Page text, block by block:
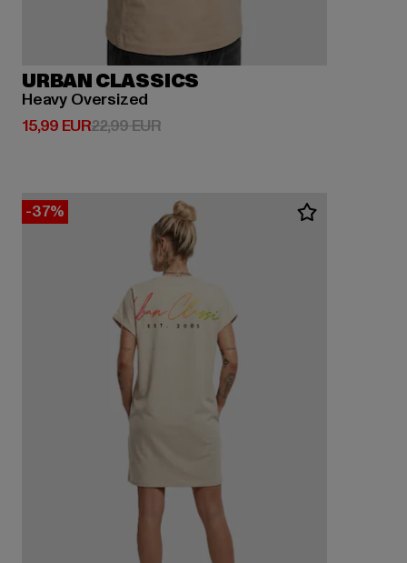
URBAN CLASSICS
Heavy Oversized
15,99 EUR
Derzeitiger Preis: 15,99 EUR
22,99 EURAktionspreis: 22,99 EUR
-37%